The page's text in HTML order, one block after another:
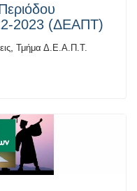
2023 (ΔΕΑΠΤ)
Τμήμα Δ.Ε.Α.Π.Τ.